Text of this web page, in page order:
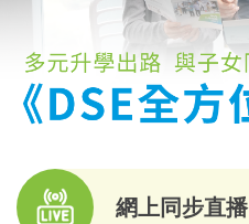
網上同步直播